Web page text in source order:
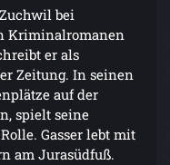
Zuchwil bei
Kriminalromanen
er als
Zeitung. In seinen
auf der
spielt seine
Gasser lebt mit
am Jurasüdfuß.